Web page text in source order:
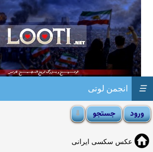
انجمن لوتی ☰
عکس سکسی ایرانی